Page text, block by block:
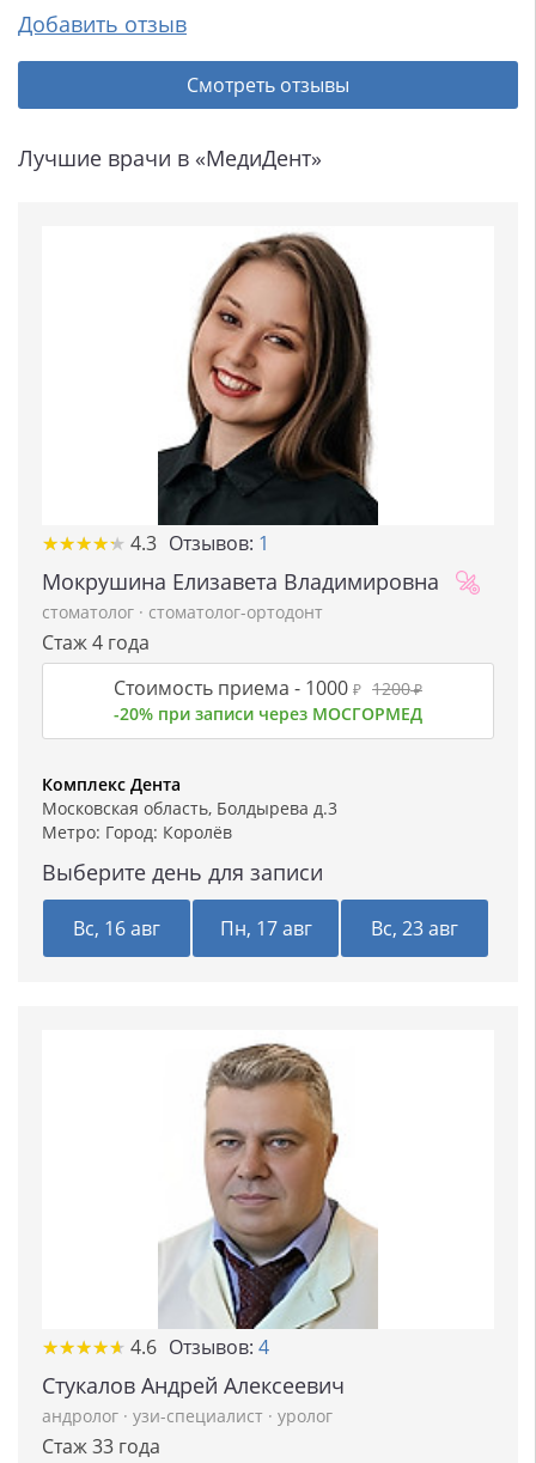
Добавить отзыв
Смотреть отзывы
Лучшие врачи в «МедиДент»
★★★★★
★★★★★ 4.3 Отзывов: 1
Мокрушина Елизавета Владимировна
стоматолог · стоматолог-ортодонт
Стаж 4 года
Стоимость приема - 1000 ₽ 1200₽
-20% при записи через МОСГОРМЕД
Комплекс Дента
Московская область, Болдырева д.3
Метро: Город: Королёв
Выберите день для записи
Вс, 16 авг Пн, 17 авг Вс, 23 авг
★★★★★
★★★★★ 4.6 Отзывов: 4
Стукалов Андрей Алексеевич
андролог · узи-специалист · уролог
Стаж 33 года